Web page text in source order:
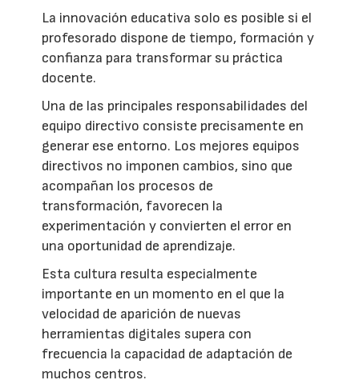
La innovación educativa solo es posible si el
profesorado dispone de tiempo, formación y
confianza para transformar su práctica
docente.
Una de las principales responsabilidades del
equipo directivo consiste precisamente en
generar ese entorno. Los mejores equipos
directivos no imponen cambios, sino que
acompañan los procesos de
transformación, favorecen la
experimentación y convierten el error en
una oportunidad de aprendizaje.
Esta cultura resulta especialmente
importante en un momento en el que la
velocidad de aparición de nuevas
herramientas digitales supera con
frecuencia la capacidad de adaptación de
muchos centros.